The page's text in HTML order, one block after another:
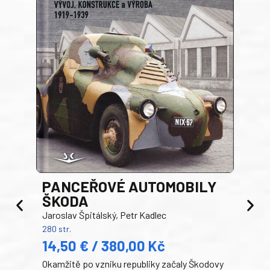
PANCEŘOVÉ AUTOMOBILY
ŠKODA
Jaroslav Špitálský, Petr Kadlec
280 str.
14,50 € / 380,00 Kč
Okamžitě po vzniku republiky začaly Škodovy